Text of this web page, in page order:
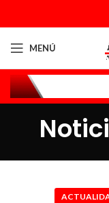
MENÚ